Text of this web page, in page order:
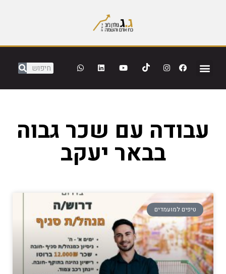
עבודה עם שכר גבוה
בבאר יעקב
טיפים למועמדים